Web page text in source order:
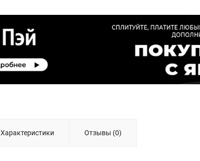
Характеристики Отзывы (0)